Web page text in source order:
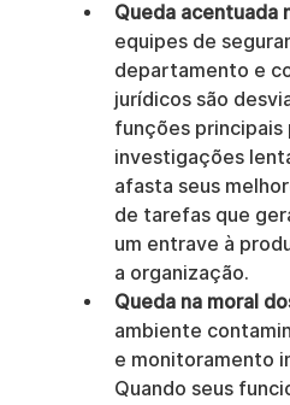
Queda acentuada
equipes de
departamento e
jurídicos são
funções principais
investigações
afasta seus
de tarefas que
um entrave à
a organização.
Queda na moral
ambiente
e monitoramento
Quando seus